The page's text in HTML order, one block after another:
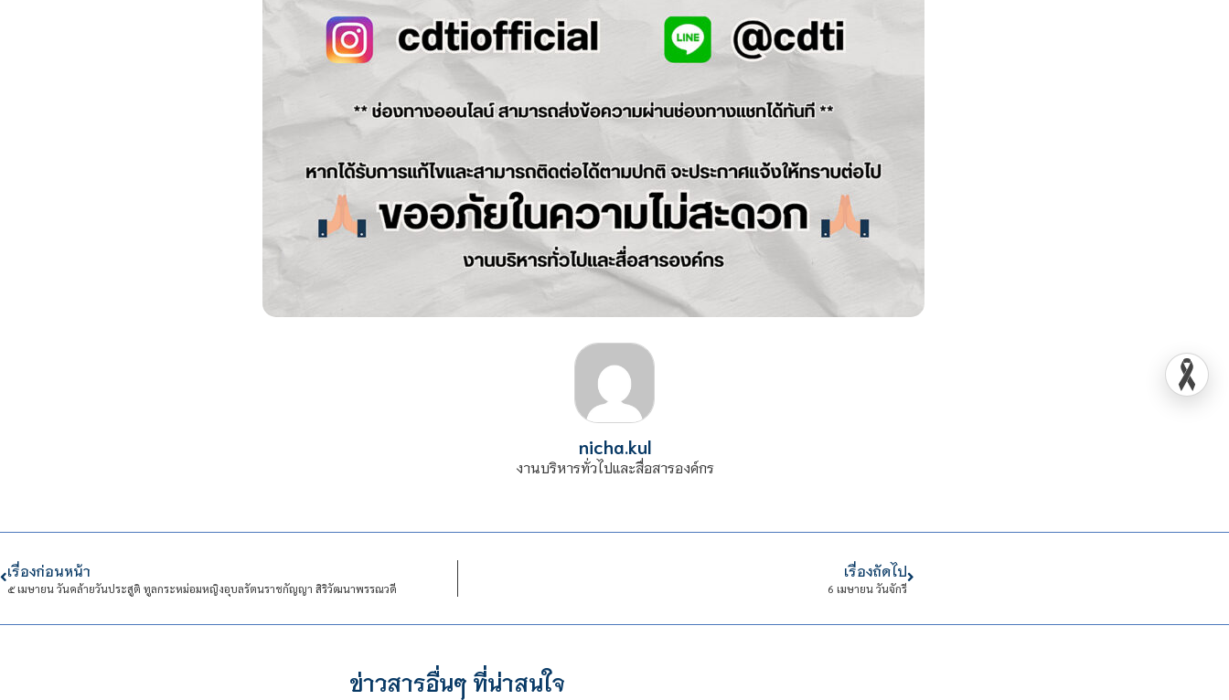
nicha.kul
งานบริหารทั่วไปและสื่อสารองค์กร
เรื่องก่อนหน้า
๕ เมษายน วันคล้ายวันประสูติ ทูลกระหม่อมหญิงอุบลรัตนราชกัญญา สิริวัฒนาพรรณวดี
เรื่องถัดไป
6 เมษายน วันจักรี
ข่าวสารอื่นๆ ที่น่าสนใจ